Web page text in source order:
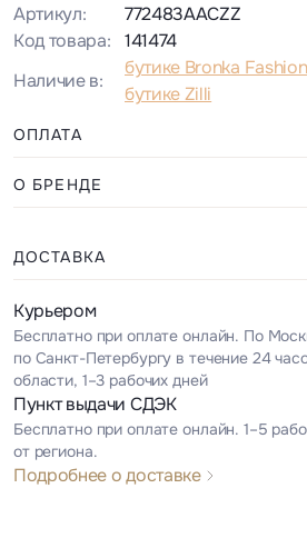
Артикул:
772483AACZZ
Код товара:
141474
Наличие в:
бутике Bronka Fashion
бутике Zilli
ОПЛАТА
О БРЕНДЕ
ДОСТАВКА
Курьером
Бесплатно при оплате онлайн. По
по Санкт-Петербургу в течение 24
области, 1–3 рабочих дней
Пункт выдачи СДЭК
Бесплатно при оплате онлайн. 1–5
от региона.
Подробнее о доставке